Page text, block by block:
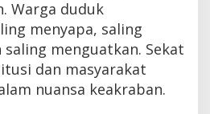
Warga duduk
menyapa, saling
menguatkan. Sekat
dan masyarakat
nuansa keakraban.